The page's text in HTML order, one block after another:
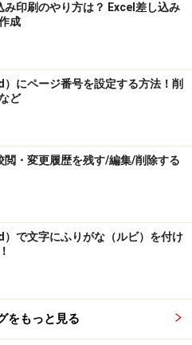
印刷のやり方は？ Excel差し込み
成
にページ番号を設定する方法！削
ど
閲・変更履歴を残す/編集/削除する
）で文字にふりがな（ルビ）を付け
をもっと見る